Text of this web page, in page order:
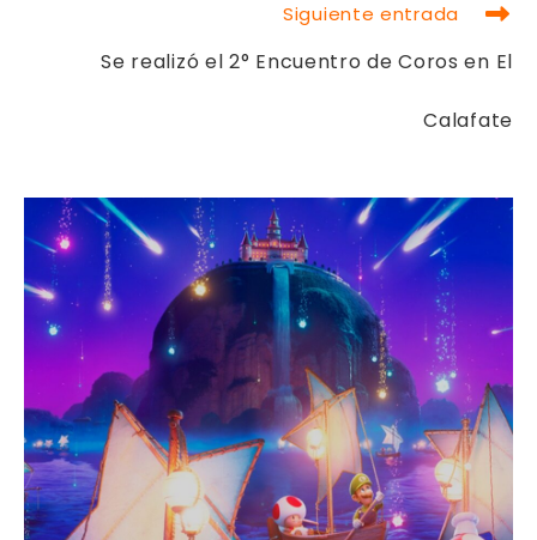
Siguiente entrada
Se realizó el 2° Encuentro de Coros en El
Calafate